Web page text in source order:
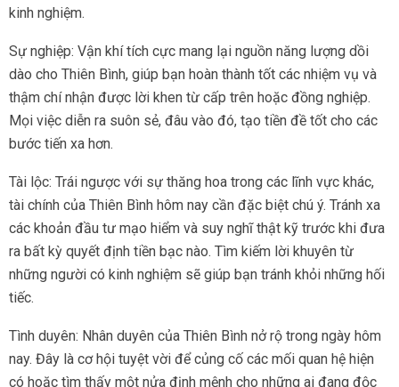
kinh nghiệm.
Sự nghiệp: Vận khí tích cực mang lại nguồn năng lượng dồi
dào cho Thiên Bình, giúp bạn hoàn thành tốt các nhiệm vụ và
thậm chí nhận được lời khen từ cấp trên hoặc đồng nghiệp.
Mọi việc diễn ra suôn sẻ, đâu vào đó, tạo tiền đề tốt cho các
bước tiến xa hơn.
Tài lộc: Trái ngược với sự thăng hoa trong các lĩnh vực khác,
tài chính của Thiên Bình hôm nay cần đặc biệt chú ý. Tránh xa
các khoản đầu tư mạo hiểm và suy nghĩ thật kỹ trước khi đưa
ra bất kỳ quyết định tiền bạc nào. Tìm kiếm lời khuyên từ
những người có kinh nghiệm sẽ giúp bạn tránh khỏi những hối
tiếc.
Tình duyên: Nhân duyên của Thiên Bình nở rộ trong ngày hôm
nay. Đây là cơ hội tuyệt vời để củng cố các mối quan hệ hiện
có hoặc tìm thấy một nửa định mệnh cho những ai đang độc